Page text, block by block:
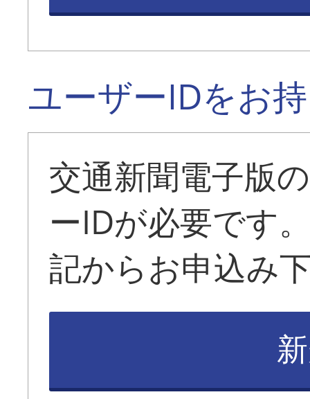
ユーザーIDをお
交通新聞電子版
ーIDが必要です
記からお申込み